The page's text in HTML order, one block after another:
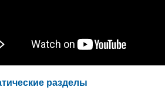
разделы